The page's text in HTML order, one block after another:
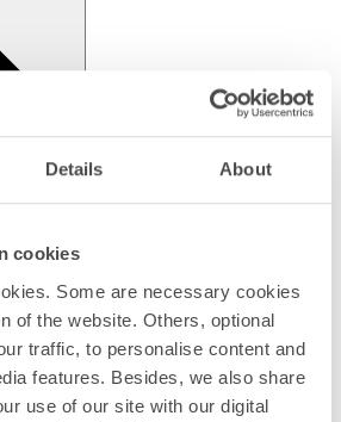
Details About
cookies
Some are necessary cookies
of the website. Others, optional
traffic, to personalise content and
features. Besides, we also share
use of our site with our digital
Logistics Information